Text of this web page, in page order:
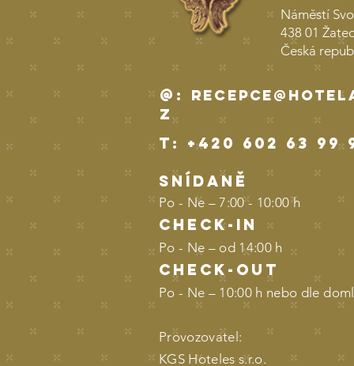
Náměstí
438 01 Žatec
Česká
@ :
z
t : +420 602 63 99
SNÍDANĚ
Po - Ne – 7:00 - 10:00 h
check-in
Po - Ne – od 14:00 h
check-out
Po - Ne – 10:00 h nebo dle
Provozovatel:
KGS